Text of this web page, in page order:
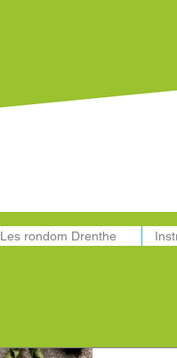
Les rondom Drenthe